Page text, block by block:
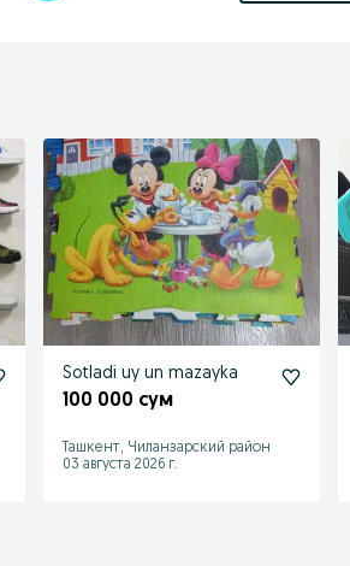
Sotladi uy un mazayka
100 000 сум
Ташкент, Чиланзарский район
03 августа 2026 г.